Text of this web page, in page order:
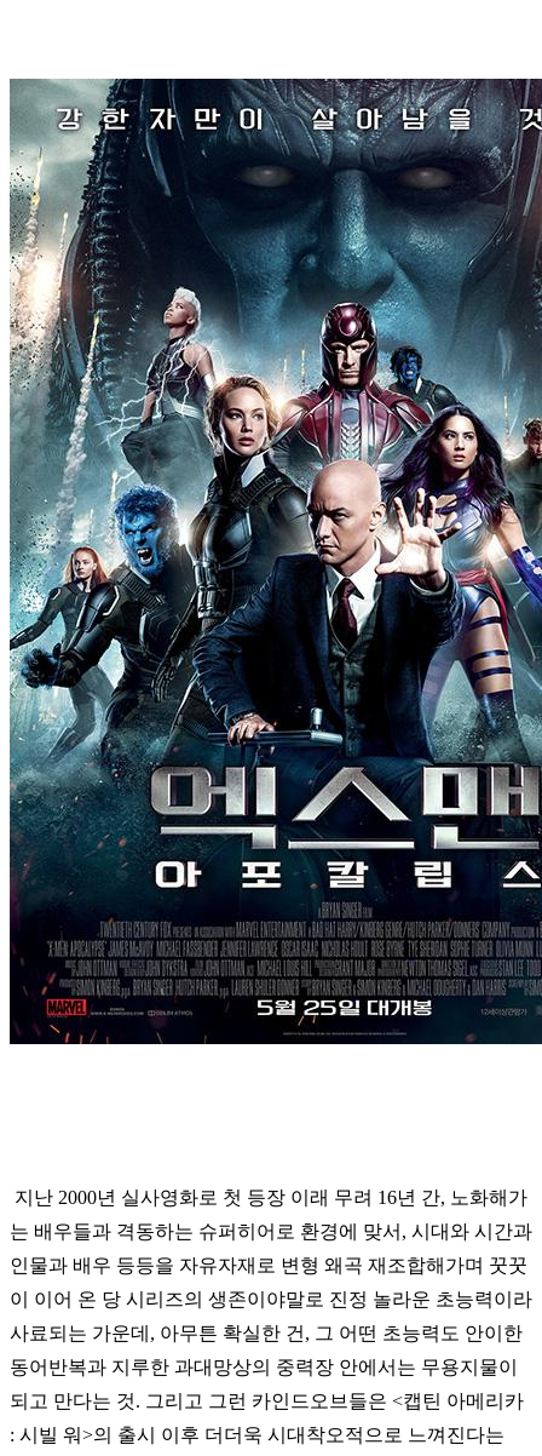
지난 2000년 실사영화로 첫 등장 이래 무려 16년 간, 노화해가
는 배우들과 격동하는 슈퍼히어로 환경에 맞서, 시대와 시간과
인물과 배우 등등을 자유자재로 변형 왜곡 재조합해가며 꿋꿋
이 이어 온 당 시리즈의 생존이야말로 진정 놀라운 초능력이라
사료되는 가운데, 아무튼 확실한 건, 그 어떤 초능력도 안이한
동어반복과 지루한 과대망상의 중력장 안에서는 무용지물이
되고 만다는 것. 그리고 그런 카인드오브들은 <캡틴 아메리카
: 시빌 워>의 출시 이후 더더욱 시대착오적으로 느껴진다는